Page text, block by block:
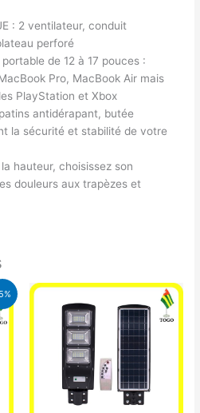
: 2 ventilateur, conduit
perforé
portable de 12 à 17 pouces :
Pro, MacBook Air mais
PlayStation et Xbox
antidérapant, butée
la sécurité et stabilité de votre
hauteur, choisissez son
douleurs aux trapèzes et